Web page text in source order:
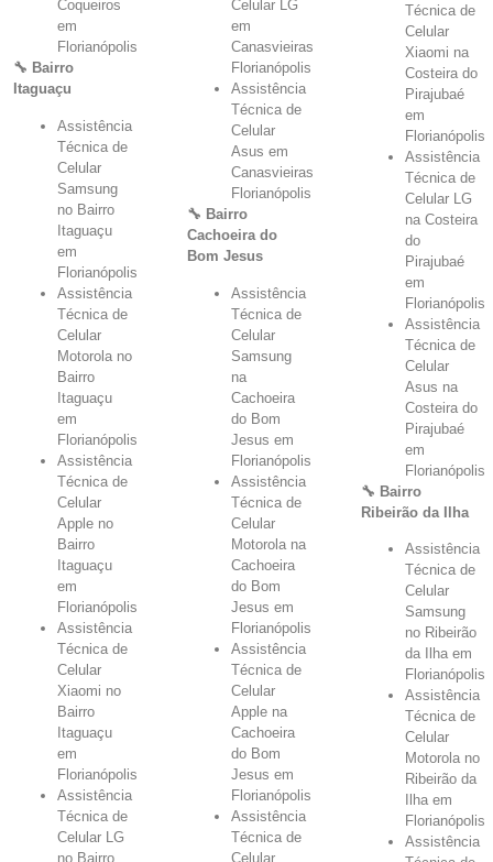
Coqueiros
em
Florianópolis
🔧 Bairro
Itaguaçu
Assistência
Técnica de
Celular
Samsung
no Bairro
Itaguaçu
em
Florianópolis
Assistência
Técnica de
Celular
Motorola no
Bairro
Itaguaçu
em
Florianópolis
Assistência
Técnica de
Celular
Apple no
Bairro
Itaguaçu
em
Florianópolis
Assistência
Técnica de
Celular
Xiaomi no
Bairro
Itaguaçu
em
Florianópolis
Assistência
Técnica de
Celular LG
no Bairro
Celular LG
em
Canasvieiras
Florianópolis
Assistência
Técnica de
Celular
Asus em
Canasvieiras
Florianópolis
🔧 Bairro
Cachoeira do
Bom Jesus
Assistência
Técnica de
Celular
Samsung
na
Cachoeira
do Bom
Jesus em
Florianópolis
Assistência
Técnica de
Celular
Motorola na
Cachoeira
do Bom
Jesus em
Florianópolis
Assistência
Técnica de
Celular
Apple na
Cachoeira
do Bom
Jesus em
Florianópolis
Assistência
Técnica de
Celular
Técnica de
Celular
Xiaomi na
Costeira do
Pirajubaé
em
Florianópolis
Assistência
Técnica de
Celular LG
na Costeira
do
Pirajubaé
em
Florianópolis
Assistência
Técnica de
Celular
Asus na
Costeira do
Pirajubaé
em
Florianópolis
🔧 Bairro
Ribeirão da Ilha
Assistência
Técnica de
Celular
Samsung
no Ribeirão
da Ilha em
Florianópolis
Assistência
Técnica de
Celular
Motorola no
Ribeirão da
Ilha em
Florianópolis
Assistência